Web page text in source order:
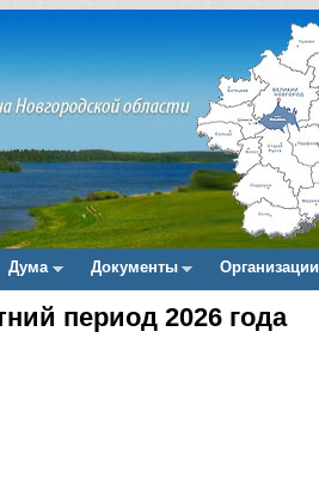
Дума Документы Организации
период 2026 года